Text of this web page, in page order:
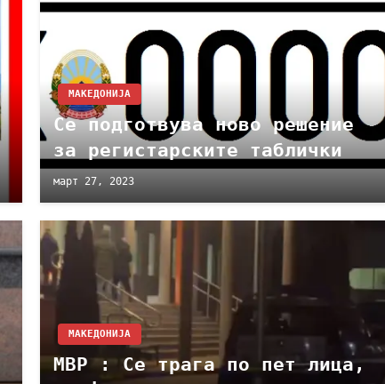
МАКЕДОНИЈА
Се подготвува ново решение
за регистарските таблички
март 27, 2023
МАКЕДОНИЈА
МВР : Се трага по пет лица,